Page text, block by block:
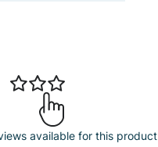
available for this product